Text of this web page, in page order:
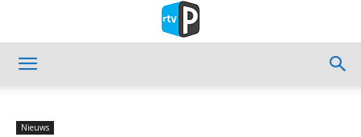
Nieuws